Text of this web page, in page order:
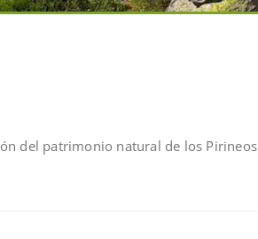
del patrimonio natural de los Pirineos